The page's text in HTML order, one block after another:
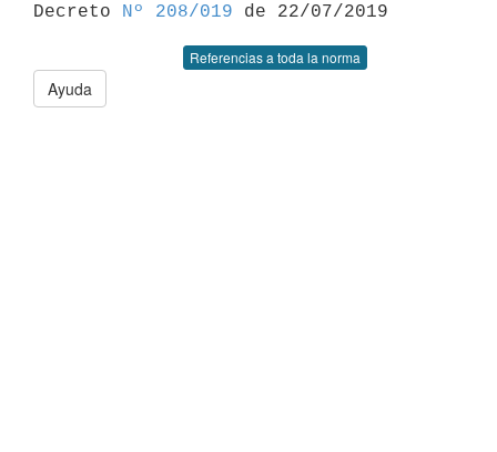
Decreto
Nº 208/019
Referencias a toda la norma
Ayuda